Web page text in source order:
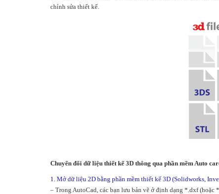
chỉnh sửa thiết kế.
Chuyển đổi dữ liệu thiết kế 3D thông qua phần mềm Auto
1. Mở dữ liệu 2D bằng phần mềm thiết kế 3D (Solidworks,
– Trong AutoCad, các bạn lưu bản vẽ ở định dạng *.dxf (hoặc